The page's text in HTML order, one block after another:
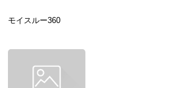
モイスルー360